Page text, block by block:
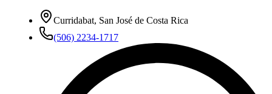
Curridabat, San José de Costa Rica
(506) 2234-1717